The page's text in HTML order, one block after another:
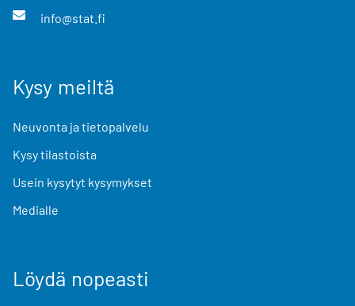
info@stat.fi
Kysy meiltä
Neuvonta ja tietopalvelu
Kysy tilastoista
Usein kysytyt kysymykset
Medialle
Löydä nopeasti